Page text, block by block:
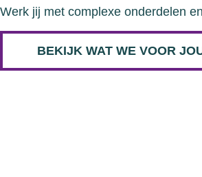
Werk jij met complexe onderdelen
BEKIJK WAT WE VOOR